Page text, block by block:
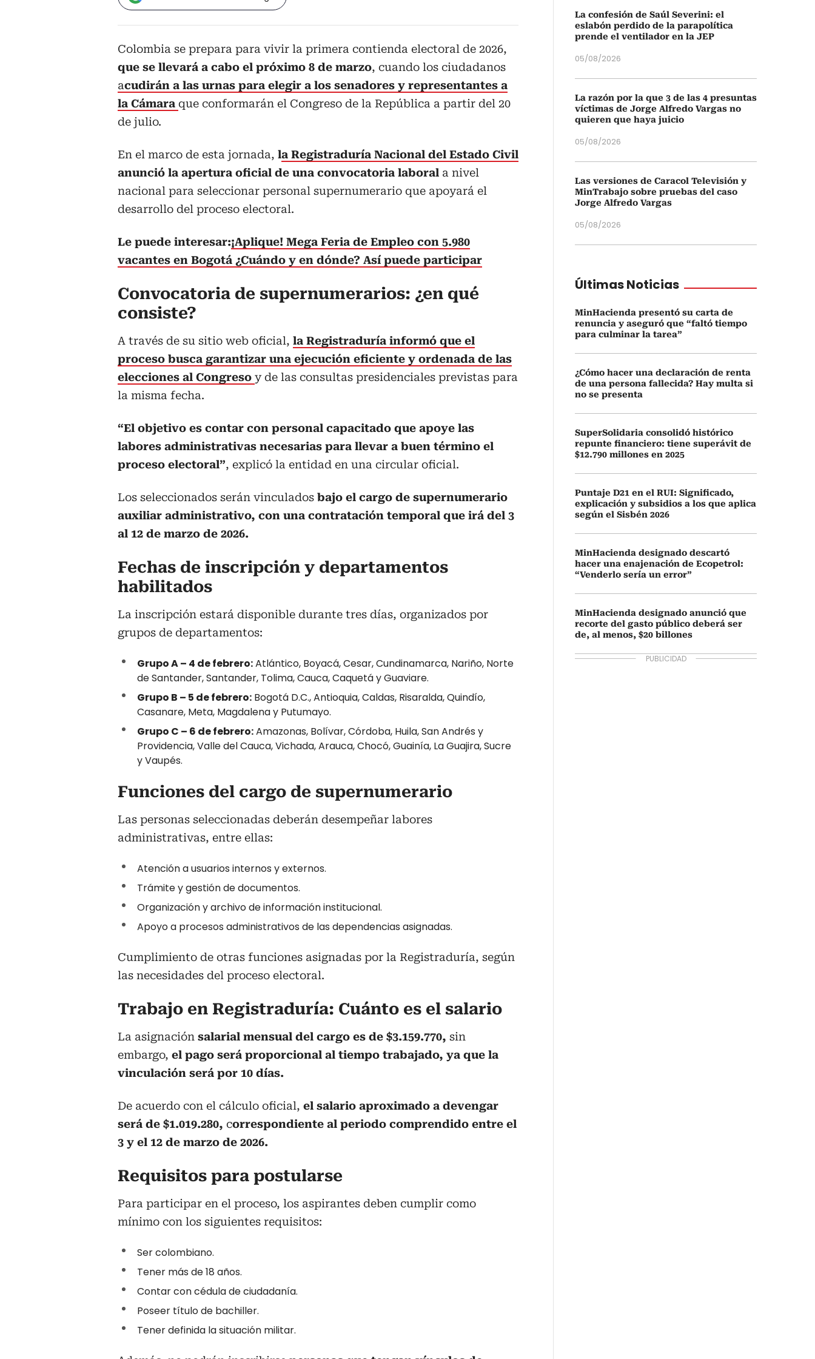
Colombia se prepara para vivir la primera contienda electoral de 2026,
que se llevará a cabo el próximo 8 de marzo, cuando los ciudadanos
acudirán a las urnas para elegir a los senadores y representantes a
la Cámara que conformarán el Congreso de la República a partir del 20
de julio.
En el marco de esta jornada, la Registraduría Nacional del Estado Civil
anunció la apertura oficial de una convocatoria laboral a nivel
nacional para seleccionar personal supernumerario que apoyará el
desarrollo del proceso electoral.
Le puede interesar:¡Aplique! Mega Feria de Empleo con 5.980
vacantes en Bogotá ¿Cuándo y en dónde? Así puede participar
Convocatoria de supernumerarios: ¿en qué
consiste?
A través de su sitio web oficial, la Registraduría informó que el
proceso busca garantizar una ejecución eficiente y ordenada de las
elecciones al Congreso y de las consultas presidenciales previstas para
la misma fecha.
“El objetivo es contar con personal capacitado que apoye las
labores administrativas necesarias para llevar a buen término el
proceso electoral”, explicó la entidad en una circular oficial.
Los seleccionados serán vinculados bajo el cargo de supernumerario
auxiliar administrativo, con una contratación temporal que irá del 3
al 12 de marzo de 2026.
Fechas de inscripción y departamentos
habilitados
La inscripción estará disponible durante tres días, organizados por
grupos de departamentos:
Grupo A – 4 de febrero:Atlántico, Boyacá, Cesar, Cundinamarca, Nariño, Norte
de Santander, Santander, Tolima, Cauca, Caquetá y Guaviare.
Grupo B – 5 de febrero: Bogotá D.C., Antioquia, Caldas, Risaralda, Quindío,
Casanare, Meta, Magdalena y Putumayo.
Grupo C – 6 de febrero:Amazonas, Bolívar, Córdoba, Huila, San Andrés y
Providencia, Valle del Cauca, Vichada, Arauca, Chocó, Guainía, La Guajira, Sucre
y Vaupés.
Funciones del cargo de supernumerario
Las personas seleccionadas deberán desempeñar labores
administrativas, entre ellas:
Atención a usuarios internos y externos.
Trámite y gestión de documentos.
Organización y archivo de información institucional.
Apoyo a procesos administrativos de las dependencias asignadas.
Cumplimiento de otras funciones asignadas por la Registraduría, según
las necesidades del proceso electoral.
Trabajo en Registraduría: Cuánto es el salario
La asignación salarial mensual del cargo es de $3.159.770, sin
embargo, el pago será proporcional al tiempo trabajado, ya que la
vinculación será por 10 días.
De acuerdo con el cálculo oficial, el salario aproximado a devengar
será de $1.019.280, correspondiente al periodo comprendido entre el
3 y el 12 de marzo de 2026.
Requisitos para postularse
Para participar en el proceso, los aspirantes deben cumplir como
mínimo con los siguientes requisitos:
Ser colombiano.
Tener más de 18 años.
Contar con cédula de ciudadanía.
Poseer título de bachiller.
Tener definida la situación militar.
La confesión de Saúl Severini: el
eslabón perdido de la parapolítica
prende el ventilador en la JEP
05/08/2026
La razón por la que 3 de las 4 presuntas
víctimas de Jorge Alfredo Vargas no
quieren que haya juicio
05/08/2026
Las versiones de Caracol Televisión y
MinTrabajo sobre pruebas del caso
Jorge Alfredo Vargas
05/08/2026
Últimas Noticias
MinHacienda presentó su carta de
renuncia y aseguró que “faltó tiempo
para culminar la tarea”
¿Cómo hacer una declaración de renta
de una persona fallecida? Hay multa si
no se presenta
SuperSolidaria consolidó histórico
repunte financiero: tiene superávit de
$12.790 millones en 2025
Puntaje D21 en el RUI: Significado,
explicación y subsidios a los que aplica
según el Sisbén 2026
MinHacienda designado descartó
hacer una enajenación de Ecopetrol:
“Venderlo sería un error”
MinHacienda designado anunció que
recorte del gasto público deberá ser
de, al menos, $20 billones